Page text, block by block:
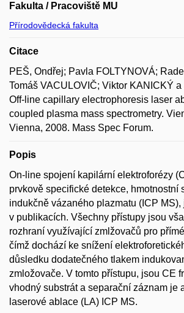
Fakulta / Pracoviště MU
Přírodovědecká fakulta
Citace
PEŠ, Ondřej; Pavla FOLTYNOVÁ;
Tomáš VACULOVIČ; Viktor KANICKÝ
Off-line capillary electrophoresis laser
coupled plasma mass spectrometry.
Vienna, 2008. Mass Spec Forum.
Popis
On-line spojení kapilární elektroforézy
prvkově specifické detekce, hmotnostní
indukčně vázaného plazmatu (ICP MS),
v publikacích. Všechny přístupy jsou
rozhraní využívající zmlžovačů pro
čímž dochází ke snížení
důsledku dodatečného tlakem
zmložovače. V tomto přístupu, jsou CE
vhodný substrát a separační záznam je
laserové ablace (LA) ICP MS.